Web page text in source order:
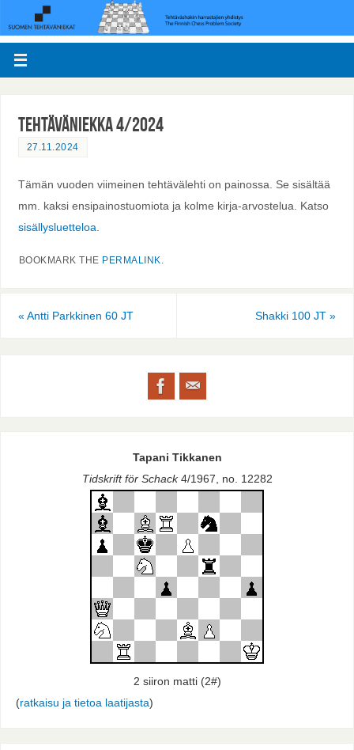
Tehtäväniekka 4/2024
27.11.2024
Tämän vuoden viimeinen tehtävälehti on painossa. Se sisältää
mm. kaksi ensipainostuomiota ja kolme kirja-arvostelua. Katso
sisällysluetteloa.
BOOKMARK THE PERMALINK
« Antti Parkkinen 60 JT Shakki 100 JT»
Tapani Tikkanen
Tidskrift för Schack4/1967, no. 12282
2 siiron matti (2#)
(ratkaisu ja tietoa laatijasta)